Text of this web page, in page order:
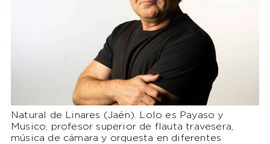
Natural de Linares (Jaén). Lolo es Payaso y
Musico, profesor superior de flauta travesera,
música de cámara y orquesta en diferentes